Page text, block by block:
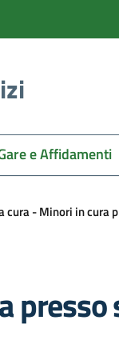
e Affidamenti
cura - Minori in cura